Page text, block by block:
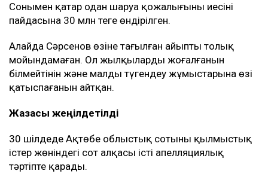
Сонымен қатар одан шаруа қожалығының иесінің
пайдасына 30 млн теңге өндірілген.
Алайда Сәрсенов өзіне тағылған айыпты толық
мойындамаған. Ол жылқылардың жоғалғанын
білмейтінін және малды түгендеу жұмыстарына өзі
қатыспағанын айтқан.
Жазасы жеңілдетілді
30 шілдеде Ақтөбе облыстық сотының қылмыстық
істер жөніндегі сот алқасы істі апелляциялық
тәртіпте қарады.